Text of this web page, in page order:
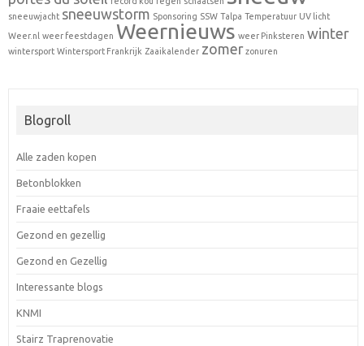
sneeuwjacht sneeuwstorm Sponsoring SSW Talpa Temperatuur UV licht
Weer.nl weer feestdagen Weernieuws weer Pinksteren winter
wintersport Wintersport Frankrijk Zaaikalender zomer zonuren
Blogroll
Alle zaden kopen
Betonblokken
Fraaie eettafels
Gezond en gezellig
Gezond en Gezellig
Interessante blogs
KNMI
Stairz Traprenovatie